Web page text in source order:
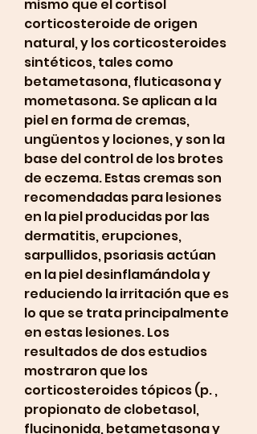
mismo que el cortisol
corticosteroide de origen
natural, y los corticosteroides
sintéticos, tales como
betametasona, fluticasona y
mometasona. Se aplican a la
piel en forma de cremas,
ungüentos y lociones, y son la
base del control de los brotes
de eczema. Estas cremas son
recomendadas para lesiones
en la piel producidas por las
dermatitis, erupciones,
sarpullidos, psoriasis actúan
en la piel desinflamándola y
reduciendo la irritación que es
lo que se trata principalmente
en estas lesiones. Los
resultados de dos estudios
mostraron que los
corticosteroides tópicos (p. ,
propionato de clobetasol,
flucinonida, betametasona y